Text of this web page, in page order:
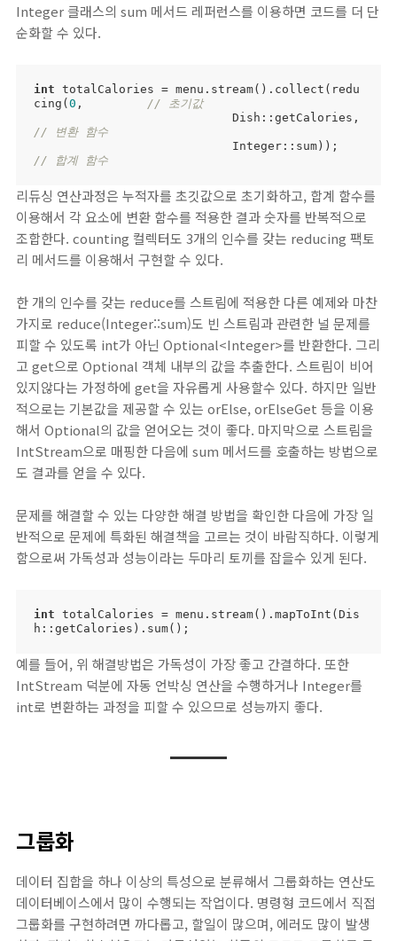
Integer 클래스의 sum 메서드 레퍼런스를 이용하면 코드를 더 단
순화할 수 있다.
int totalCalories = menu.stream().collect(redu
cing( 0
// 초기값
// 변환 함수
// 합계 함수
리듀싱 연산과정은 누적자를 초깃값으로 초기화하고, 합계 함수를
이용해서 각 요소에 변환 함수를 적용한 결과 숫자를 반복적으로
조합한다. counting 컬렉터도 3개의 인수를 갖는 reducing 팩토
리 메서드를 이용해서 구현할 수 있다.
한 개의 인수를 갖는 reduce를 스트림에 적용한 다른 예제와 마찬
가지로 reduce(Integer::sum)도 빈 스트림과 관련한 널 문제를
피할 수 있도록 int가 아닌 Optional<Integer>를 반환한다. 그리
고 get으로 Optional 객체 내부의 값을 추출한다. 스트림이 비어
있지않다는 가정하에 get을 자유롭게 사용할수 있다. 하지만 일반
적으로는 기본값을 제공할 수 있는 orElse, orElseGet 등을 이용
해서 Optional의 값을 얻어오는 것이 좋다. 마지막으로 스트림을
IntStream으로 매핑한 다음에 sum 메서드를 호출하는 방법으로
도 결과를 얻을 수 있다.
문제를 해결할 수 있는 다양한 해결 방법을 확인한 다음에 가장 일
반적으로 문제에 특화된 해결책을 고르는 것이 바람직하다. 이렇게
함으로써 가독성과 성능이라는 두마리 토끼를 잡을수 있게 된다.
int totalCalories = menu.stream().mapToInt(Dis
h::getCalories).sum();
예를 들어, 위 해결방법은 가독성이 가장 좋고 간결하다. 또한
IntStream 덕분에 자동 언박싱 연산을 수행하거나 Integer를
int로 변환하는 과정을 피할 수 있으므로 성능까지 좋다.
그룹화
데이터 집합을 하나 이상의 특성으로 분류해서 그룹화하는 연산도
데이터베이스에서 많이 수행되는 작업이다. 명령형 코드에서 직접
그룹화를 구현하려면 까다롭고, 할일이 많으며, 에러도 많이 발생